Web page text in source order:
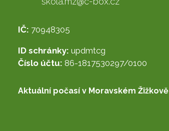
IČ: 70948305
ID schránky: updmtcg
Číslo účtu: 86-1817530297/0100
Aktuální počasí v Moravském Žižkově